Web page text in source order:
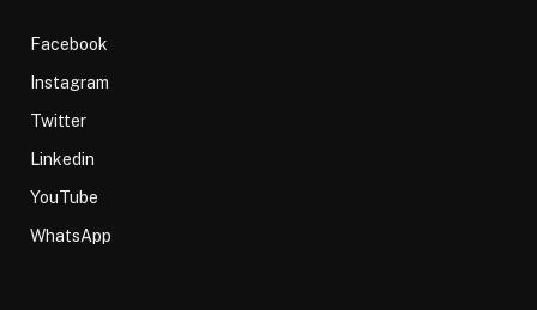
Facebook
Instagram
Twitter
Linkedin
YouTube
WhatsApp